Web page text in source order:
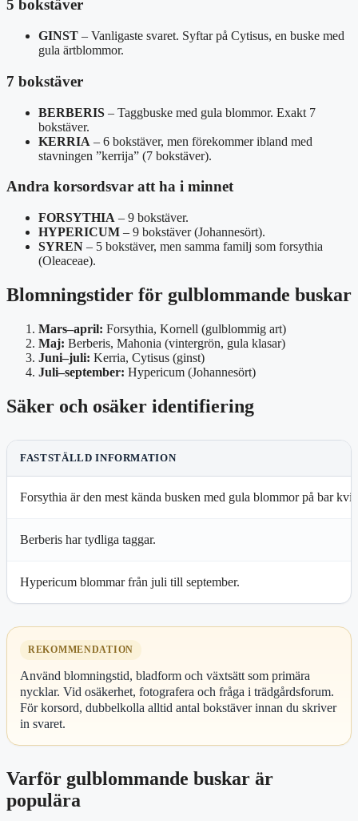
5 bokstäver
GINST – Vanligaste svaret. Syftar på Cytisus, en buske med
gula ärtblommor.
7 bokstäver
BERBERIS – Taggbuske med gula blommor. Exakt 7
bokstäver.
KERRIA – 6 bokstäver, men förekommer ibland med
stavningen ”kerrija” (7 bokstäver).
Andra korsordsvar att ha i minnet
FORSYTHIA – 9 bokstäver.
HYPERICUM – 9 bokstäver (Johannesört).
SYREN – 5 bokstäver, men samma familj som forsythia
(Oleaceae).
Blomningstider för gulblommande buskar
Mars–april: Forsythia, Kornell (gulblommig art)
Maj: Berberis, Mahonia (vintergrön, gula klasar)
Juni–juli: Kerria, Cytisus (ginst)
Juli–september: Hypericum (Johannesört)
Säker och osäker identifiering
FASTSTÄLLD INFORMATION
Forsythia är den mest kända busken med gula blommor på bar
Berberis har tydliga taggar.
Hypericum blommar från juli till september.
REKOMMENDATION
Använd blomningstid, bladform och växtsätt som primära
nycklar. Vid osäkerhet, fotografera och fråga i trädgårdsforum.
För korsord, dubbelkolla alltid antal bokstäver innan du skriver
in svaret.
Varför gulblommande buskar är
populära